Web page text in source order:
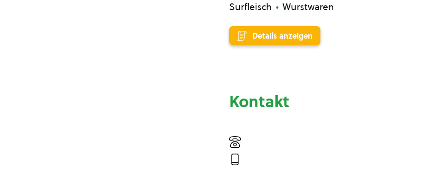
Surfleisch
Wurstwaren
Details anzeigen
Kontakt